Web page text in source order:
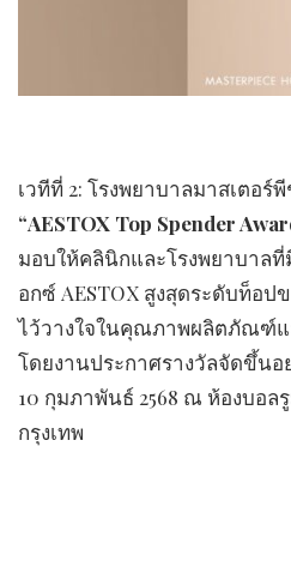
เวทีที่ 2: โรงพยาบาลมาสเตอร์
“AESTOX Top Spender
มอบให้คลินิกและโรงพยาบาล
อกซ์ AESTOX สูงสุดระดับท็อป
ไว้วางใจในคุณภาพผลิตภัณฑ์
โดยงานประกาศรางวัลจัดขึ้น
10 กุมภาพันธ์ 2568 ณ ห้องบอล
กรุงเทพ